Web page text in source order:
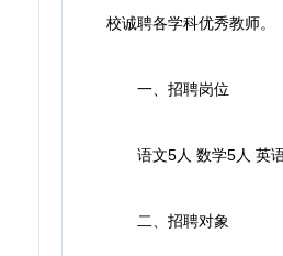
校诚聘各学科优秀教师。
一、招聘岗位
语文5人 数学5人 英语
二、招聘对象